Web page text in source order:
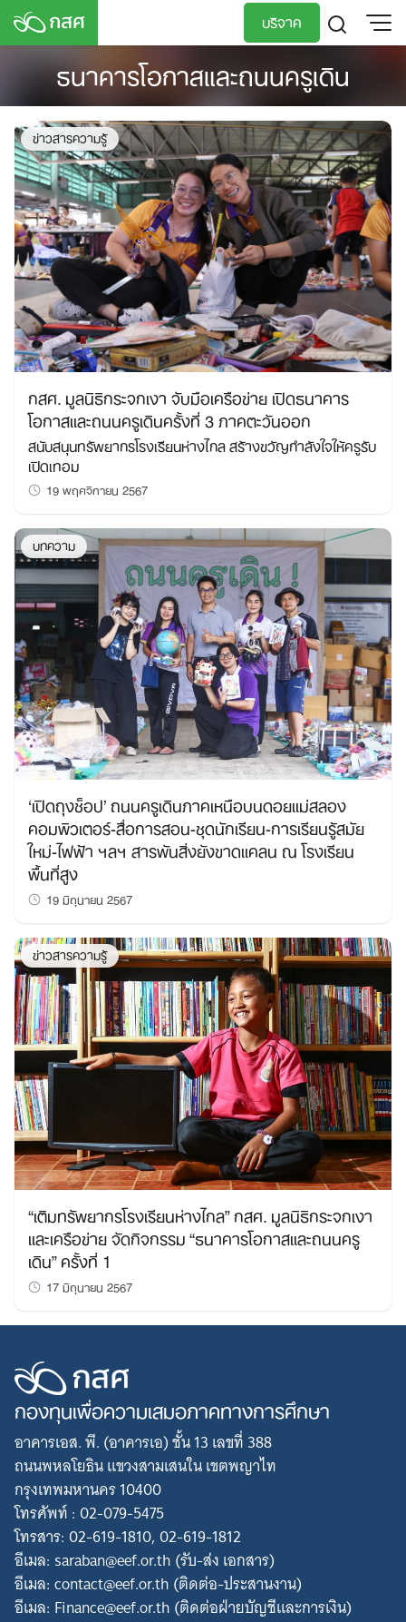
Skip
content
บริจาค
TH
ธนาคารโอกาสและถนนครูเดิน
ข่าวสารความรู้
กสศ. มูลนิธิกระจกเงา จับมือเครือข่าย เปิดธนาคาร
โอกาสและถนนครูเดินครั้งที่ 3 ภาคตะวันออก
สนับสนุนทรัพยากรโรงเรียนห่างไกล สร้างขวัญกำลังใจให้ครูรับ
เปิดเทอม
19 พฤศจิกายน 2567
บทความ
‘เปิดถุงช็อป’ ถนนครูเดินภาคเหนือบนดอยแม่สลอง
คอมพิวเตอร์-สื่อการสอน-ชุดนักเรียน-การเรียนรู้สมัย
ใหม่-ไฟฟ้า ฯลฯ สารพันสิ่งยังขาดแคลน ณ โรงเรียน
พื้นที่สูง
19 มิถุนายน 2567
ข่าวสารความรู้
“เติมทรัพยากรโรงเรียนห่างไกล” กสศ. มูลนิธิกระจกเงา
และเครือข่าย จัดกิจกรรม “ธนาคารโอกาสและถนนครู
เดิน” ครั้งที่ 1
17 มิถุนายน 2567
กองทุนเพื่อความเสมอภาคทางการศึกษา
อาคารเอส. พี. (อาคารเอ) ชั้น 13 เลขที่ 388
ถนนพหลโยธิน แขวงสามเสนใน เขตพญาไท
กรุงเทพมหานคร 10400
โทรศัพท์ : 02-079-5475
โทรสาร: 02-619-1810, 02-619-1812
อีเมล: saraban@eef.or.th (รับ-ส่ง เอกสาร)
อีเมล: contact@eef.or.th (ติดต่อ-ประสานงาน)
อีเมล: Finance@eef.or.th (ติดต่อฝ่ายบัญชีและการเงิน)